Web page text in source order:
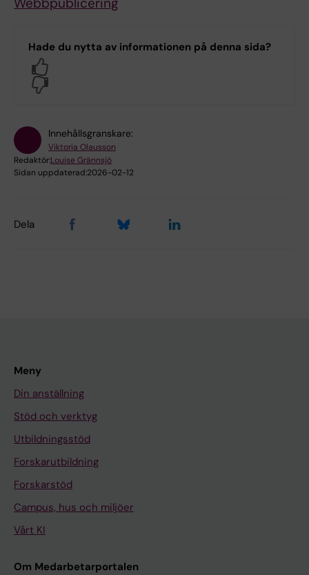
Hade du nytta av informationen på denna sida?
Innehållsgranskare:
Viktoria Olausson
Redaktör:Louise Grännsjö
Sidan uppdaterad:2026-02-12
Dela
Meny
Din anställning
Stöd och verktyg
Utbildningsstöd
Forskarutbildning
Forskarstöd
Campus, hus och miljöer
Vårt KI
Om Medarbetarportalen